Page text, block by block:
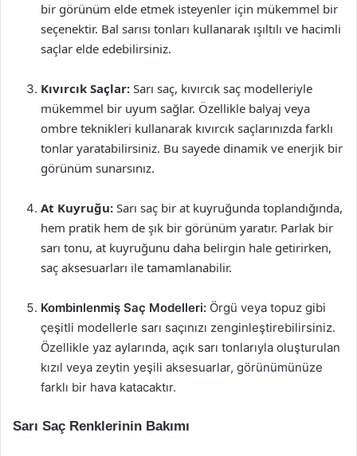
bir görünüm elde etmek isteyenler için mükemmel bir
seçenektir. Bal sarısı tonları kullanarak ışıltılı ve hacimli
saçlar elde edebilirsiniz.
Kıvırcık Saçlar: Sarı saç, kıvırcık saç modelleriyle
mükemmel bir uyum sağlar. Özellikle balyaj veya
ombre teknikleri kullanarak kıvırcık saçlarınızda farklı
tonlar yaratabilirsiniz. Bu sayede dinamik ve enerjik bir
görünüm sunarsınız.
At Kuyruğu: Sarı saç bir at kuyruğunda toplandığında,
hem pratik hem de şık bir görünüm yaratır. Parlak bir
sarı tonu, at kuyruğunu daha belirgin hale getirirken,
saç aksesuarları ile tamamlanabilir.
Kombinlenmiş Saç Modelleri: Örgü veya topuz gibi
çeşitli modellerle sarı saçınızı zenginleştirebilirsiniz.
Özellikle yaz aylarında, açık sarı tonlarıyla oluşturulan
kızıl veya zeytin yeşili aksesuarlar, görünümünüze
farklı bir hava katacaktır.
Sarı Saç Renklerinin Bakımı